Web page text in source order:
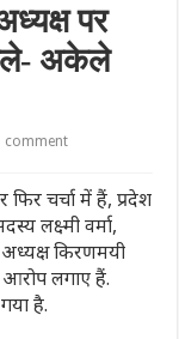
पर
अकेले
comment
चर्चा में हैं, प्रदेश
लक्ष्मी वर्मा,
किरणमयी
लगाए हैं.
है.